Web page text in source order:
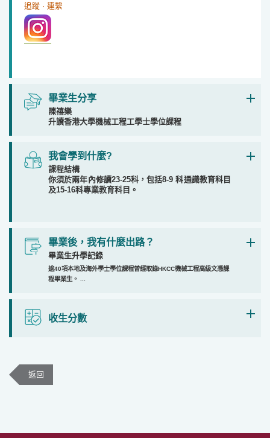
追蹤 · 連繫
畢業生分享
陳禧樂
升讀香港大學機械工程工學士學位課程
我會學到什麼?
課程結構
你須於兩年內修讀23-25科，包括8-9 科通識教育科目
及15-16科專業教育科目。
畢業後，我有什麼出路？
畢業生升學記錄
逾40項本地及海外學士學位課程曾經取錄HKCC機械工程高級文憑課
程畢業生。 ...
收生分數
返回